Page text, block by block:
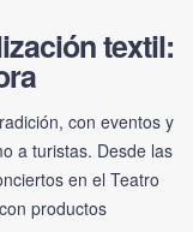
textil:
con eventos y
a turistas. Desde las
en el Teatro
productos